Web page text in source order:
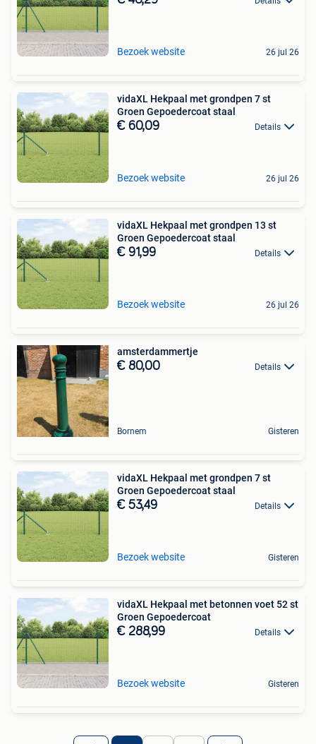
Bezoek website 26 jul 26
vidaXL Hekpaal met grondpen 7 st
Groen Gepoedercoat staal
€ 60,09 Details
Bezoek website 26 jul 26
vidaXL Hekpaal met grondpen 13 st
Groen Gepoedercoat staal
€ 91,99 Details
Bezoek website 26 jul 26
amsterdammertje
€ 80,00 Details
Bornem Gisteren
vidaXL Hekpaal met grondpen 7 st
Groen Gepoedercoat staal
€ 53,49 Details
Bezoek website Gisteren
vidaXL Hekpaal met betonnen voet 52 st
Groen Gepoedercoat
€ 288,99 Details
Bezoek website Gisteren